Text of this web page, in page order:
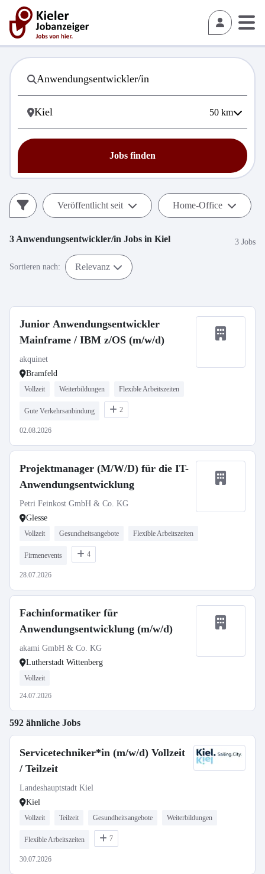
50 km
Jobs finden
Veröffentlicht seit Home-Office
3 Anwendungsentwickler/in Jobs in Kiel 3 Jobs
Sortieren nach: Relevanz
Junior Anwendungsentwickler
Mainframe / IBM z/OS (m/w/d)
akquinet
Bramfeld
Vollzeit Weiterbildungen Flexible Arbeitszeiten
Gute Verkehrsanbindung 2
02.08.2026
Projektmanager (M/W/D) für die IT-
Anwendungsentwicklung
Petri Feinkost GmbH & Co. KG
Glesse
Vollzeit Gesundheitsangebote Flexible Arbeitszeiten
Firmenevents 4
28.07.2026
Fachinformatiker für
Anwendungsentwicklung (m/w/d)
akami GmbH & Co. KG
Lutherstadt Wittenberg
Vollzeit
24.07.2026
592 ähnliche Jobs
Servicetechniker*in (m/w/d) Vollzeit
/ Teilzeit
Landeshauptstadt Kiel
Kiel
Vollzeit Teilzeit Gesundheitsangebote Weiterbildungen
Flexible Arbeitszeiten 7
30.07.2026